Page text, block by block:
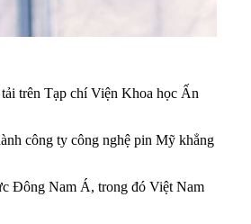
trên Tạp chí Viện Khoa học Ấn
công ty công nghệ pin Mỹ khẳng
Đông Nam Á, trong đó Việt Nam